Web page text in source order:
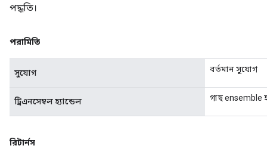
পদ্ধতি।
পরামিতি
সুযোগ বর্তমান সুযোগ
ট্রিএনসেম্বল হ্যান্ডেল গাছ ensemble
রিটার্নস